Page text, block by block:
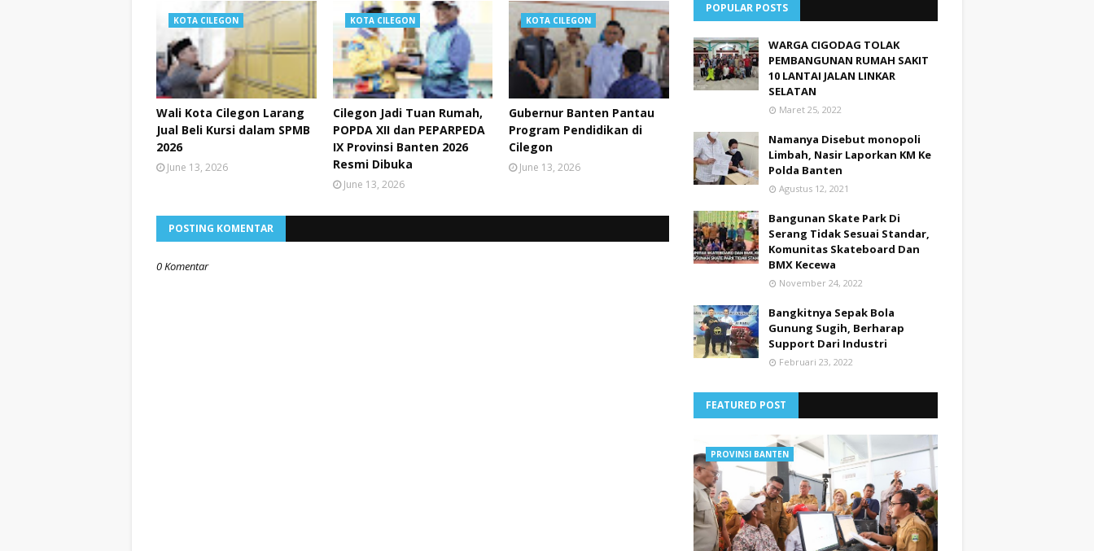
KOTA CILEGON
Wali Kota Cilegon Larang
Jual Beli Kursi dalam SPMB
2026
June 13, 2026
KOTA CILEGON
Cilegon Jadi Tuan Rumah,
POPDA XII dan PEPARPEDA
IX Provinsi Banten 2026
Resmi Dibuka
June 13, 2026
KOTA CILEGON
Gubernur Banten Pantau
Program Pendidikan di
Cilegon
June 13, 2026
POSTING KOMENTAR
0 Komentar
POPULAR POSTS
WARGA CIGODAG TOLAK
PEMBANGUNAN RUMAH SAKIT
10 LANTAI JALAN LINKAR
SELATAN
Maret 25, 2022
Namanya Disebut monopoli
Limbah, Nasir Laporkan KM Ke
Polda Banten
Agustus 12, 2021
Bangunan Skate Park Di
Serang Tidak Sesuai Standar,
Komunitas Skateboard Dan
BMX Kecewa
November 24, 2022
Bangkitnya Sepak Bola
Gunung Sugih, Berharap
Support Dari Industri
Februari 23, 2022
FEATURED POST
PROVINSI BANTEN